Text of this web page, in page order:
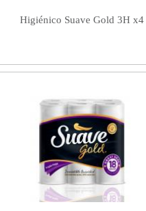
Higiénico Suave Gold 3H x4